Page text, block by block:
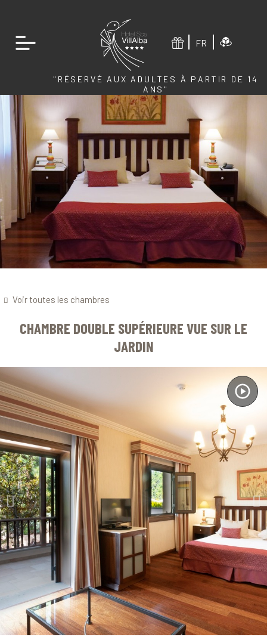
FR
"RÉSERVÉ AUX ADULTES À PARTIR DE 14
ANS"
Voir toutes les chambres
CHAMBRE DOUBLE SUPÉRIEURE VUE SUR LE
JARDIN